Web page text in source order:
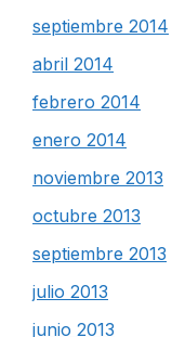
septiembre 2014
abril 2014
febrero 2014
enero 2014
noviembre 2013
octubre 2013
septiembre 2013
julio 2013
junio 2013